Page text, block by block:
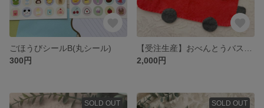
ごほうびシールB(丸シール)
300円
2,000円
SOLD OUT SOLD OUT